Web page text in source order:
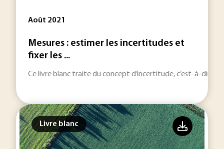
Août 2021
Mesures : estimer les incertitudes et
fixer les ...
Ce livre blanc traite du concept d’incertitude, c’est-à-dire
Livre blanc